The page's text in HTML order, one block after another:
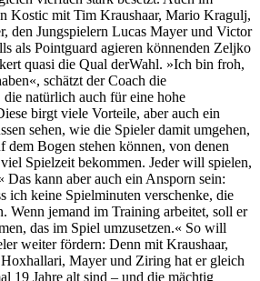
Kostic mit Tim Kraushaar, Mario Kragulj,
den Jungspielern Lucas Mayer und Victor
als Pointguard agieren könnenden Zeljko
quasi die Qual derWahl. »Ich bin froh,
schätzt der Coach die
die natürlich auch für eine hohe
birgt viele Vorteile, aber auch ein
sehen, wie die Spieler damit umgehen,
dem Bogen stehen können, von denen
Spielzeit bekommen. Jeder will spielen,
kann aber auch ein Ansporn sein:
ich keine Spielminuten verschenke, die
Wenn jemand im Training arbeitet, soll er
das im Spiel umzusetzen.« So will
weiter fördern: Denn mit Kraushaar,
Mayer und Ziring hat er gleich
19 Jahre alt sind – und die mächtig